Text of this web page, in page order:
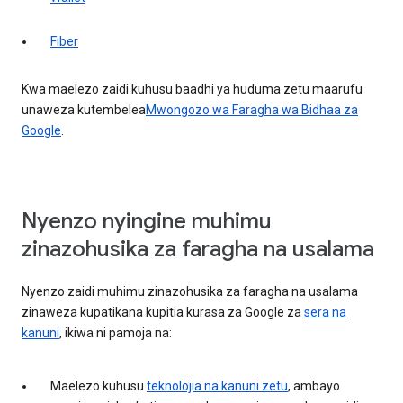
Fiber
Kwa maelezo zaidi kuhusu baadhi ya huduma zetu maarufu
unaweza kutembeleaMwongozo wa Faragha wa Bidhaa za
Google.
Nyenzo nyingine muhimu
zinazohusika za faragha na usalama
Nyenzo zaidi muhimu zinazohusika za faragha na usalama
zinaweza kupatikana kupitia kurasa za Google zasera na
kanuni, ikiwa ni pamoja na:
Maelezo kuhusu teknolojia na kanuni zetu, ambayo